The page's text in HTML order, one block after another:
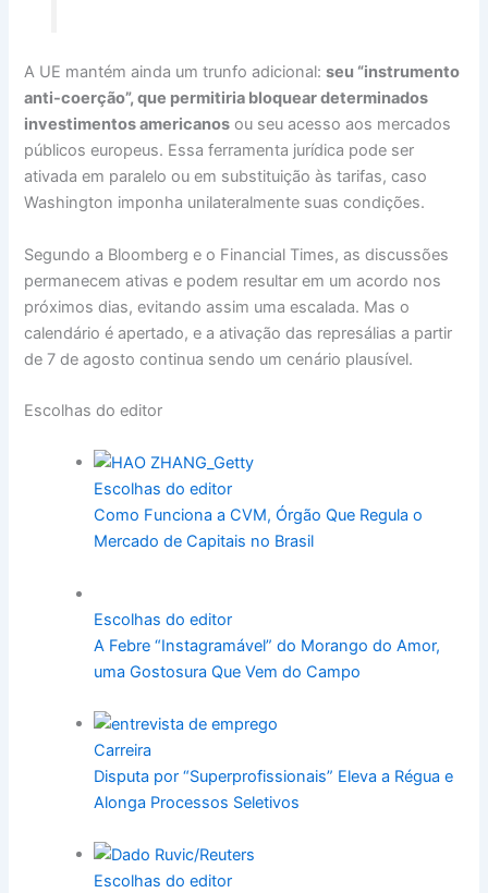
A UE mantém ainda um trunfo adicional:seu “instrumento
anti-coerção”, que permitiria bloquear determinados
investimentos americanos ou seu acesso aos mercados
públicos europeus. Essa ferramenta jurídica pode ser
ativada em paralelo ou em substituição às tarifas, caso
Washington imponha unilateralmente suas condições.
Segundo a Bloomberg e o Financial Times, as discussões
permanecem ativas e podem resultar em um acordo nos
próximos dias, evitando assim uma escalada. Mas o
calendário é apertado, e a ativação das represálias a partir
de 7 de agosto continua sendo um cenário plausível.
Escolhas do editor
Escolhas do editor
Como Funciona a CVM, Órgão Que Regula o
Mercado de Capitais no Brasil
Escolhas do editor
A Febre “Instagramável” do Morango do Amor,
uma Gostosura Que Vem do Campo
Carreira
Disputa por “Superprofissionais” Eleva a Régua e
Alonga Processos Seletivos
Escolhas do editor